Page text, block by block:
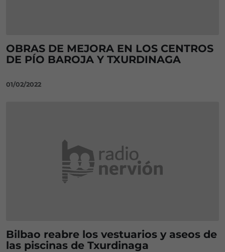
OBRAS DE MEJORA EN LOS CENTROS
DE PÍO BAROJA Y TXURDINAGA
01/02/2022
Bilbao reabre los vestuarios y aseos de
las piscinas de Txurdinaga